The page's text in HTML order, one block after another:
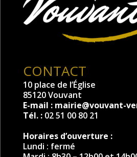
CONTACT
10 place de l’Église
85120 Vouvant
E-mail : mairie@vouvant-
Tél. : 02 51 00 80 21
Horaires d’ouverture :
Lundi : fermé